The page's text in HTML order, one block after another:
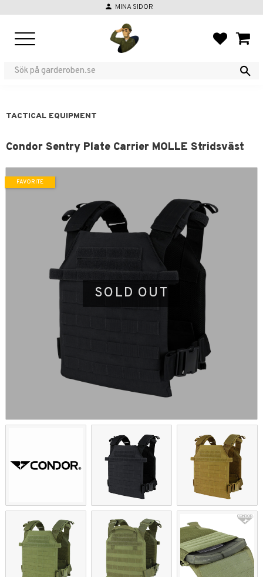
person MINA SIDOR
TACTICAL EQUIPMENT
Condor Sentry Plate Carrier MOLLE Stridsväst
SOLD OUT
FAVORITE